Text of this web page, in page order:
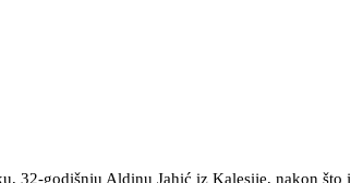
32-godišnju Aldinu Jahić iz Kalesije, nakon